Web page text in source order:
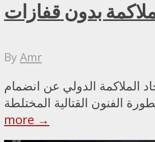
بدون قفازات
ByAmr
الملاكمة الدولي عن انضمام
more →